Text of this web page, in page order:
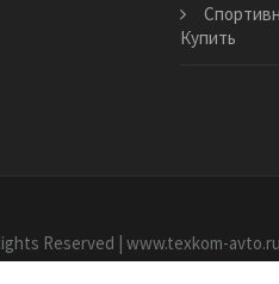
Купить
Reserved | www.texkom-avto.ru